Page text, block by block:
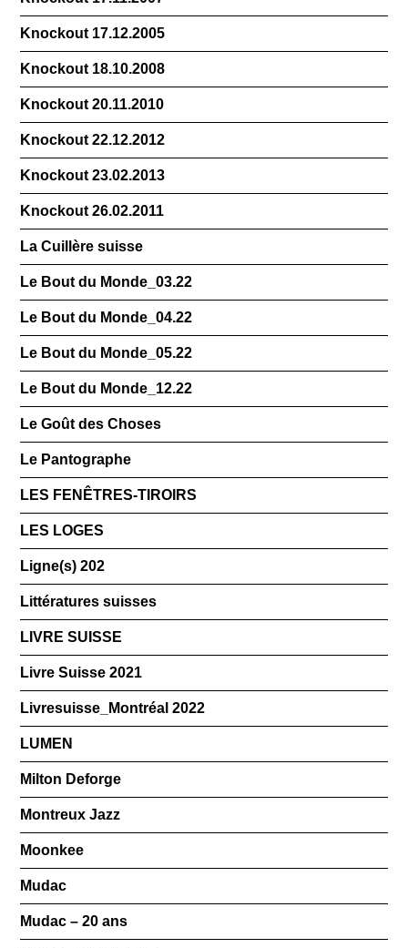
Knockout 17.12.2005
Knockout 18.10.2008
Knockout 20.11.2010
Knockout 22.12.2012
Knockout 23.02.2013
Knockout 26.02.2011
La Cuillère suisse
Le Bout du Monde_03.22
Le Bout du Monde_04.22
Le Bout du Monde_05.22
Le Bout du Monde_12.22
Le Goût des Choses
Le Pantographe
LES FENÊTRES-TIROIRS
LES LOGES
Ligne(s) 202
Littératures suisses
LIVRE SUISSE
Livre Suisse 2021
Livresuisse_Montréal 2022
LUMEN
Milton Deforge
Montreux Jazz
Moonkee
Mudac
Mudac – 20 ans